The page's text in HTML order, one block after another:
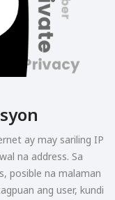
ay may sariling IP
na address. Sa
posible na malaman
ang user, kundi